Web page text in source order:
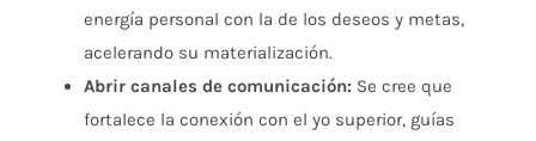
energía personal con la de los deseos y metas,
acelerando su materialización.
Abrir canales de comunicación: Se cree que
fortalece la conexión con el yo superior, guías